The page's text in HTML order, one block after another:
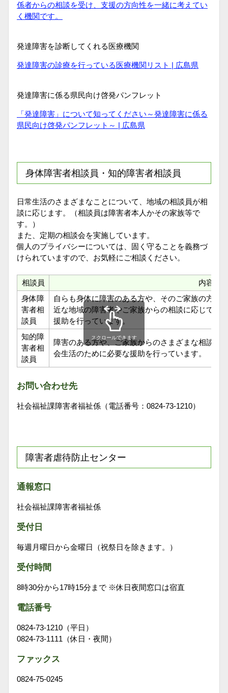
係者からの相談を受け、支援の方向性を一緒に考えてい
く機関です。
発達障害を診断してくれる医療機関
発達障害の診療を行っている医療機関リスト | 広島県
発達障害に係る県民向け啓発パンフレット
「発達障害」について知ってください～発達障害に係る
県民向け啓発パンフレット～ | 広島県
身体障害者相談員・知的障害者相談員
日常生活のさまざまなことについて、地域の相談員が相
談に応じます。（相談員は障害者本人かその家族等で
す。）
また、定期の相談会を実施しています。
個人のプライバシーについては、固く守ることを義務づ
けられていますので、お気軽にご相談ください。
相談員
内容
身体障
害者相
談員
自らも身体に障害のある方や、そのご家族の方が
近な地域の障害者やご家族からの相談に応じてい
援助を行っています。
知的障
害者相
談員
障害のある方や、ご家族からのさまざまな相談に
会生活のために必要な援助を行っています。
スクロールできます
お問い合わせ先
社会福祉課障害者福祉係（電話番号：0824-73-1210）
障害者虐待防止センター
通報窓口
社会福祉課障害者福祉係
受付日
毎週月曜日から金曜日（祝祭日を除きます。）
受付時間
8時30分から17時15分まで ※休日夜間窓口は宿直
電話番号
0824-73-1210（平日）
0824-73-1111（休日・夜間）
ファックス
0824-75-0245